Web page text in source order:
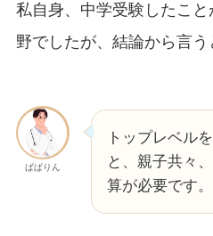
私自身、中学受験したこ
野でしたが、結論から言う
ぱぱりん
トップレベル
と、親子共々
算が必要です。